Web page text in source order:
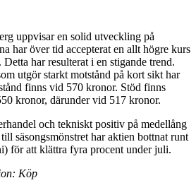
uppvisar en solid utveckling på
har över tid accepterat en allt högre kurs
har resulterat i en stigande trend.
utgör starkt motstånd på kort sikt har
finns vid 570 kronor. Stöd finns
kronor, därunder vid 517 kronor.
och tekniskt positiv på medellång
säsongsmönstret har aktien bottnat runt
för att klättra fyra procent under juli.
Köp